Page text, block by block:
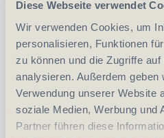
Diese Webseite verwendet
Wir verwenden Cookies, um
personalisieren, Funktionen
zu können und die Zugriffe
analysieren. Außerdem
Verwendung unserer Website
soziale Medien, Werbung und
Partner führen diese